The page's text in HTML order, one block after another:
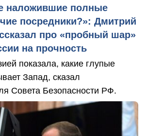
наложившие полные
посредники?»: Дмитрий
про «пробный шар»
на прочность
показала, какие глупые
Запад, сказал
Совета Безопасности РФ.